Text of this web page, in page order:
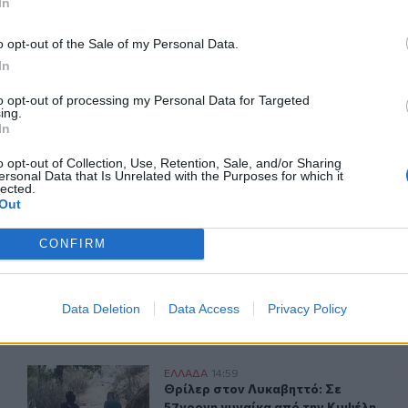
opt-out of the Sale of my Personal Data.
opt-out of processing my Personal Data for Targeted
opt-out of Collection, Use, Retention, Sale, and/or Sharing
Data that Is Unrelated with the Purposes for which it
CONFIRM
Data Deletion Data Access Privacy Policy
ΕΊΔΗΣΗ
πολιτών μέσω θαλάσσης από την Πυροσβεστική
διάσωσης πολιτών μέσω θαλάσσης από την
Ε. Τουρνάς: "Απέναντι σε ακραία καιρικά φαινόμενα
Ε. Τουρνάς: "Απέναντι σε ακραία
περιθώρια εφησυχασμού"
δύο αξονικοί τομογράφοι
Θρίλερ στον Λυκαβηττό: Σε 57χρονη γυναίκα από την
ΕΛΛAΔΑ 14:59
Θρίλερ στον Λυκαβηττό: Σε
Θρίλερ στον Λυκαβηττό: Σε